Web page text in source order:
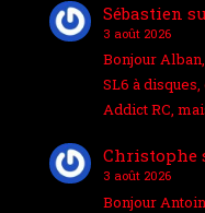
Sébastien
3 août 2026
Bonjour
SL6 à
Addict RC,
Christophe
3 août 2026
Bonjour